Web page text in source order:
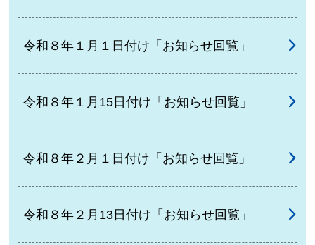
令和８年１月１日付け「お知らせ回覧」
令和８年１月15日付け「お知らせ回覧」
令和８年２月１日付け「お知らせ回覧」
令和８年２月13日付け「お知らせ回覧」